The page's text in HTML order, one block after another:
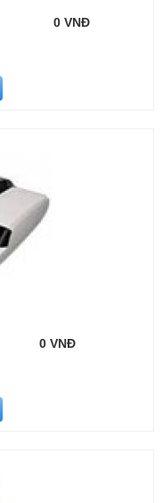
0 VNĐ
0 VNĐ